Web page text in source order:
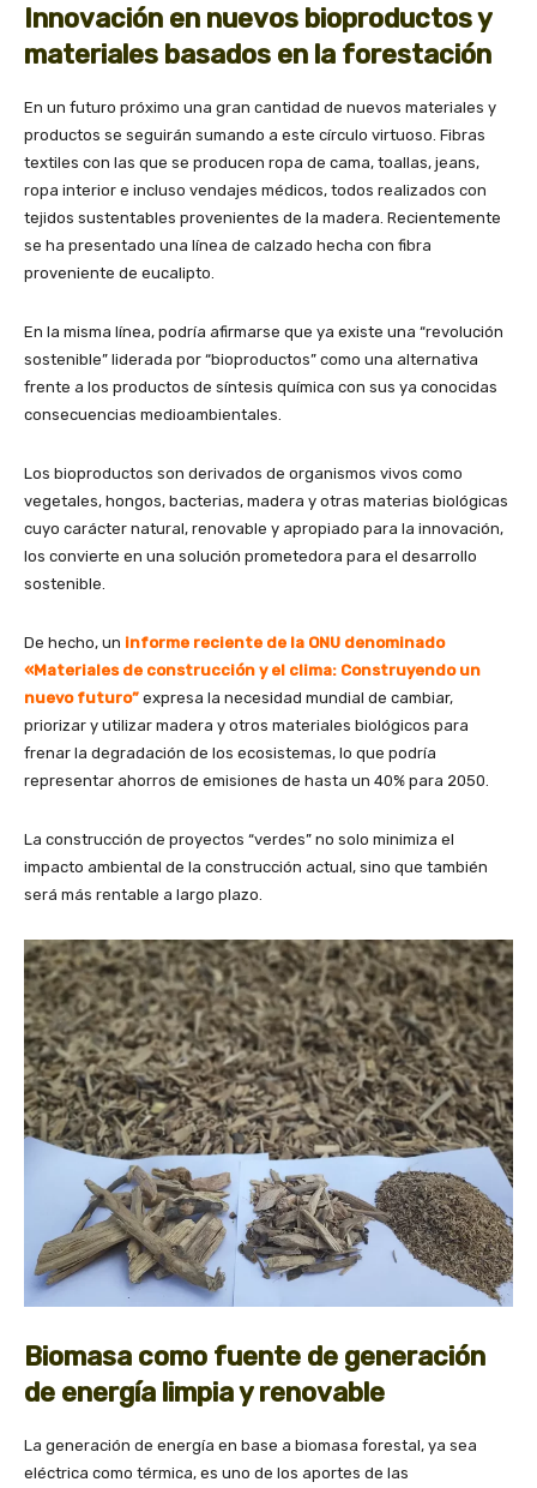
Innovación en nuevos bioproductos y
materiales basados en la forestación
En un futuro próximo una gran cantidad de nuevos materiales y
productos se seguirán sumando a este círculo virtuoso. Fibras
textiles con las que se producen ropa de cama, toallas, jeans,
ropa interior e incluso vendajes médicos, todos realizados con
tejidos sustentables provenientes de la madera. Recientemente
se ha presentado una línea de calzado hecha con fibra
proveniente de eucalipto.
En la misma línea, podría afirmarse que ya existe una “revolución
sostenible” liderada por “bioproductos” como una alternativa
frente a los productos de síntesis química con sus ya conocidas
consecuencias medioambientales.
Los bioproductos son derivados de organismos vivos como
vegetales, hongos, bacterias, madera y otras materias biológicas
cuyo carácter natural, renovable y apropiado para la innovación,
los convierte en una solución prometedora para el desarrollo
sostenible.
De hecho, un informe reciente de la ONU denominado
«Materiales de construcción y el clima: Construyendo un
nuevo futuro” expresa la necesidad mundial de cambiar,
priorizar y utilizar madera y otros materiales biológicos para
frenar la degradación de los ecosistemas, lo que podría
representar ahorros de emisiones de hasta un 40% para 2050.
La construcción de proyectos “verdes” no solo minimiza el
impacto ambiental de la construcción actual, sino que también
será más rentable a largo plazo.
Biomasa como fuente de generación
de energía limpia y renovable
La generación de energía en base a biomasa forestal, ya sea
eléctrica como térmica, es uno de los aportes de las